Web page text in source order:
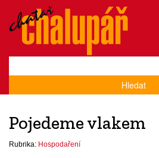
Hledat
Pojedeme vlakem
Rubrika: Hospodaření